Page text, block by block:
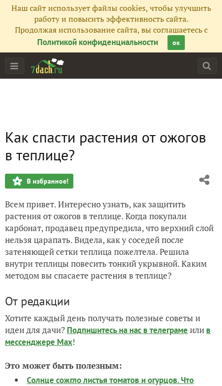
Наш сайт использует файлы cookies, чтобы улучшить
работу и повысить эффективность сайта.
Продолжая использование сайта, вы соглашаетесь с
Политикой конфиденциальности
ок
Как спасти растения от ожогов
в теплице?
В избранное!
Всем привет. Интересно узнать, как защитить
растения от ожогов в теплице. Когда покупали
карбонат, продавец предупредила, что верхний слой
нельзя царапать. Видела, как у соседей после
затеняющей сетки теплица пожелтела. Решила
внутри теплицы повесить тонкий укрывной. Каким
методом вы спасаете растения в теплице?
От редакции
Хотите каждый день получать полезные советы и
идеи для дачи? Подпишитесь на нас в телеграме или в
мессенджере Max!
Это может быть полезным:
Солнце сожгло листья томатов и огурцов. Что